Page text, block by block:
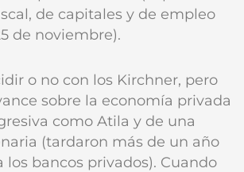
de capitales y de empleo
de noviembre).
o no con los Kirchner, pero
sobre la economía privada
como Atila y de una
(tardaron más de un año
los bancos privados). Cuando